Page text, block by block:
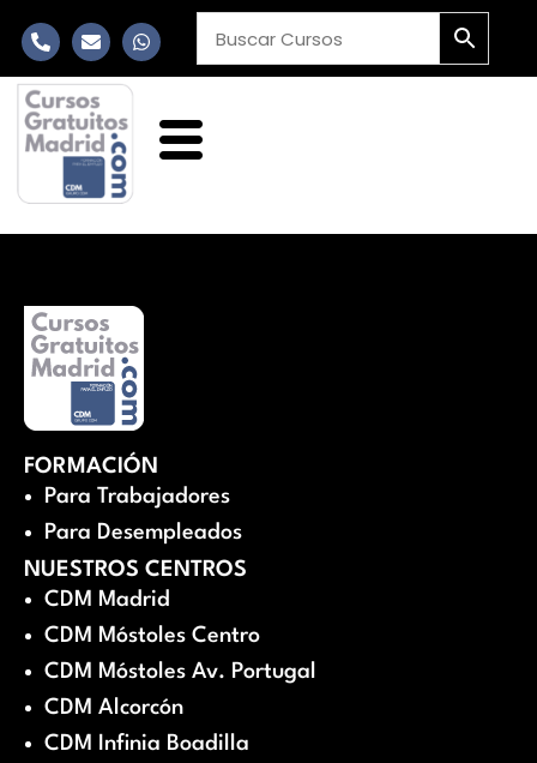
FORMACIÓN
Para Trabajadores
Para Desempleados
NUESTROS CENTROS
CDM Madrid
CDM Móstoles Centro
CDM Móstoles Av. Portugal
CDM Alcorcón
CDM Infinia Boadilla